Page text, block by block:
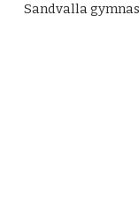
Sandvalla